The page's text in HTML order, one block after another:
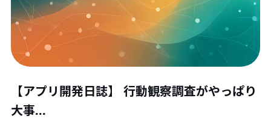
【アプリ開発日誌】 行動観察調査がやっぱり
大事...